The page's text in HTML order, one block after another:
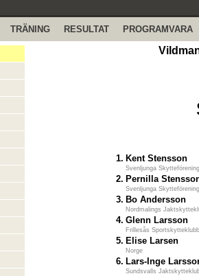
TRÄNING RESULTAT PROGRAMVARA
1. Kent Stensson
Svenljunga
2. Pernilla
Svenljunga
3. Bo Andersson
Nordmalings
4. Glenn Larsson
Frillesås
5. Elise Larsen
Norge
6. Lars-Inge
Sundsvalls